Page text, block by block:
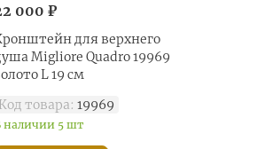
000 ₽
для верхнего
Migliore Quadro 19969
L 19 см
Код товара: 19969
наличии 5 шт